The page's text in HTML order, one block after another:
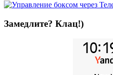
Замедлите? Клац!)